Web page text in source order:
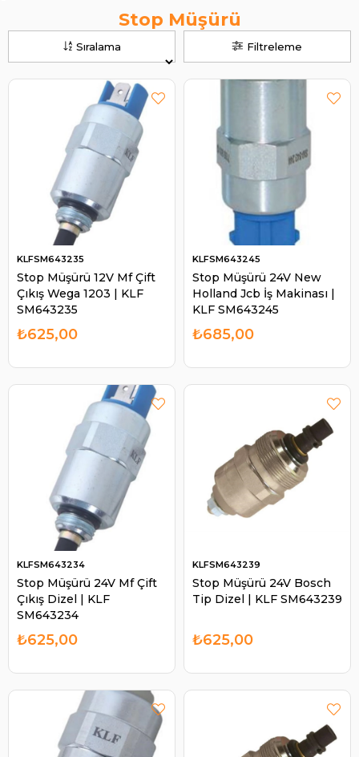
Filtreleme
Sıralama
Stop Müşürü
Stop Müşürü 12V Mf Çift
Çıkış Wega 1203 | KLF
SM643235
KLFSM643235
₺625,00
Stop Müşürü 24V New
Holland Jcb İş Makinası |
KLF SM643245
KLFSM643245
₺685,00
Stop Müşürü 24V Mf Çift
Çıkış Dizel | KLF
SM643234
KLFSM643234
₺625,00
Stop Müşürü 24V Bosch
Tip Dizel | KLF SM643239
KLFSM643239
₺625,00